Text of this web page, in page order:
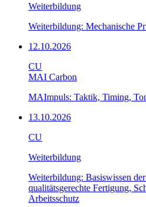
Weiterbildung
Weiterbildung: Mechanische
12.10.2026
CU
MAI Carbon
MAImpuls: Taktik, Timing,
13.10.2026
CU
Weiterbildung
Weiterbildung: Basiswissen
qualitätsgerechte Fertigung,
Arbeitsschutz